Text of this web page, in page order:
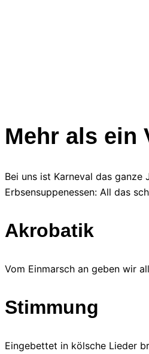
Mehr als ein
Bei uns ist Karneval das
Erbsensuppenessen: All das
Akrobatik
Vom Einmarsch an geben wir
Stimmung
Eingebettet in kölsche Lieder